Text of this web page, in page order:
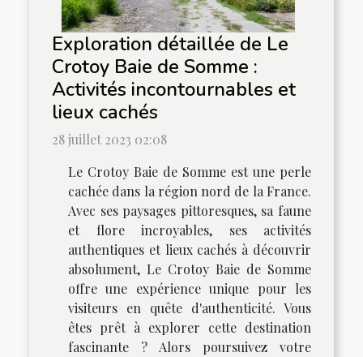
Exploration détaillée de Le
Crotoy Baie de Somme :
Activités incontournables et
lieux cachés
28 juillet 2023 02:08
Le Crotoy Baie de Somme est une perle
cachée dans la région nord de la France.
Avec ses paysages pittoresques, sa faune
et flore incroyables, ses activités
authentiques et lieux cachés à découvrir
absolument, Le Crotoy Baie de Somme
offre une expérience unique pour les
visiteurs en quête d'authenticité. Vous
êtes prêt à explorer cette destination
fascinante ? Alors poursuivez votre